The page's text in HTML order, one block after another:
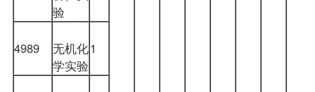
验
4989 无机化
学实验
1